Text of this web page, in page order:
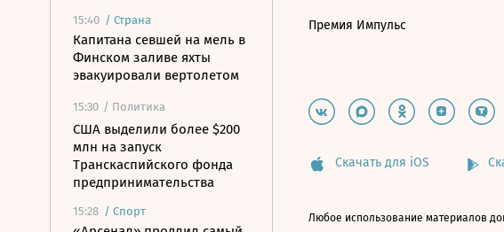
15:40 / Страна
Капитана севшей на мель в
Финском заливе яхты
эвакуировали вертолетом
15:30 / Политика
США выделили более $200
млн на запуск
Транскаспийского фонда
предпринимательства
15:28 / Спорт
Премия Импульс
Скачать для iOS
Любое использование материалов